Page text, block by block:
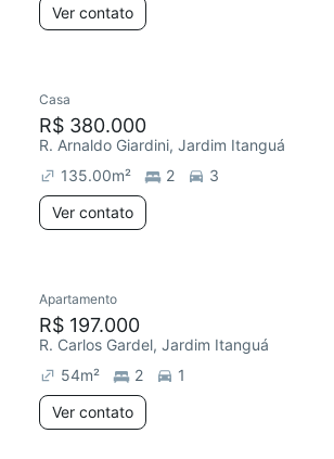
Ver contato
Casa
R$ 380.000
R. Arnaldo Giardini, Jardim Itanguá
135.00m² 2
3
Ver contato
Apartamento
R$ 197.000
R. Carlos Gardel, Jardim Itanguá
54m² 2
1
Ver contato